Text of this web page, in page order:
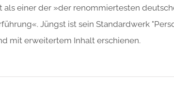
als einer der »der renommiertesten
Jüngst ist sein Standardwerk
mit erweitertem Inhalt erschienen.